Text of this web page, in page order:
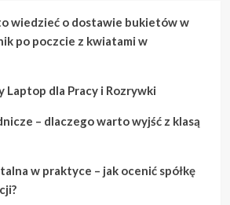
wiedzieć o dostawie bukietów w
po poczcie z kwiatami w
Laptop dla Pracy i Rozrywki
– dlaczego warto wyjść z klasą
w praktyce – jak ocenić spółkę